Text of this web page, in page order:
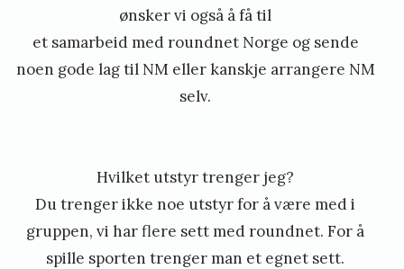
ønsker vi også å få til
et samarbeid med roundnet Norge og sende
noen gode lag til NM eller kanskje arrangere NM
selv.
Hvilket utstyr trenger jeg?
Du trenger ikke noe utstyr for å være med i
gruppen, vi har flere sett med roundnet. For å
spille sporten trenger man et egnet sett.